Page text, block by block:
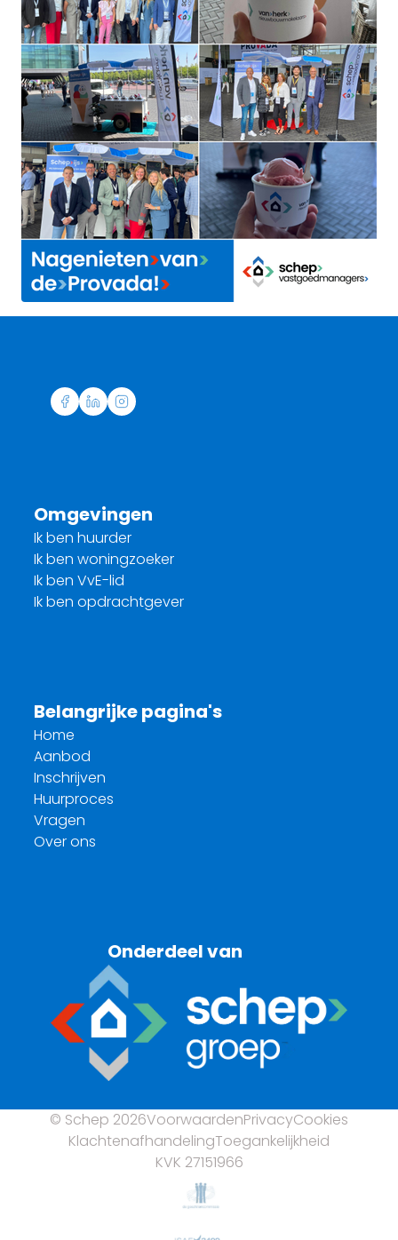
Omgevingen
Ik ben huurder
Ik ben woningzoeker
Ik ben VvE-lid
Ik ben opdrachtgever
Belangrijke pagina's
Home
Aanbod
Inschrijven
Huurproces
Vragen
Over ons
Onderdeel van
© Schep 2026VoorwaardenPrivacyCookies
KlachtenafhandelingToegankelijkheid
KVK 27151966